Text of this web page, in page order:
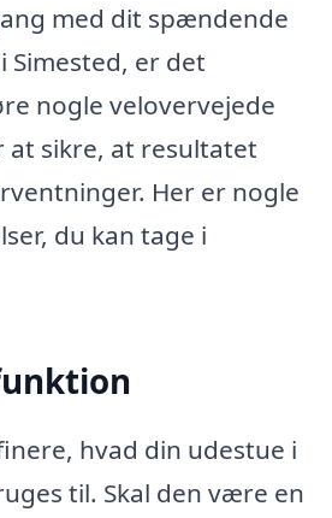
med dit spændende
er det
nogle velovervejede
sikre, at resultatet
Her er nogle
du kan tage i
hvad din udestue i
til. Skal den være en